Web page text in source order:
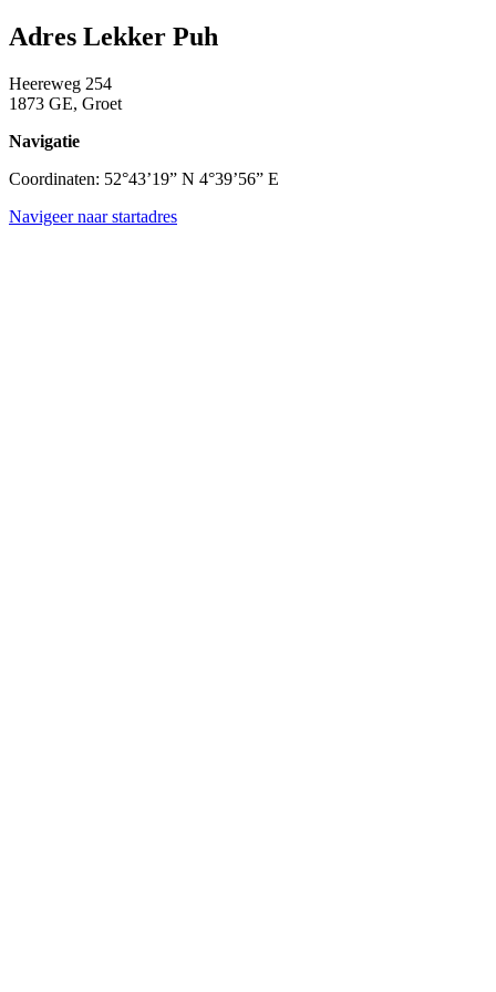
Adres Lekker Puh
Heereweg 254
1873 GE, Groet
Navigatie
Coordinaten: 52°43’19” N 4°39’56” E
Navigeer naar startadres